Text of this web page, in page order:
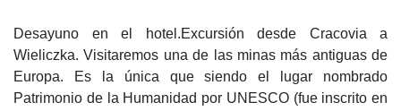
Desayuno en el hotel.Excursión desde Cracovia a
Wieliczka. Visitaremos una de las minas más antiguas de
Europa. Es la única que siendo el lugar nombrado
Patrimonio de la Humanidad por UNESCO (fue inscrito en